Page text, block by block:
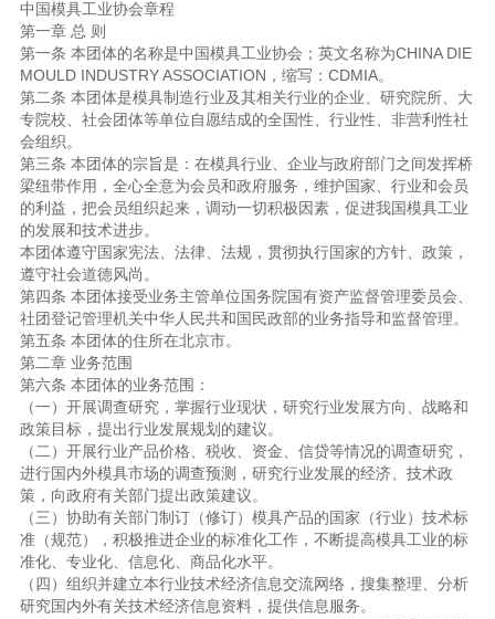
中国模具工业协会章程
第一章 总 则
第一条 本团体的名称是中国模具工业协会；英文名称为CHINA DIE
MOULD INDUSTRY ASSOCIATION，缩写：CDMIA。
第二条 本团体是模具制造行业及其相关行业的企业、研究院所、大
专院校、社会团体等单位自愿结成的全国性、行业性、非营利性社
会组织。
第三条 本团体的宗旨是：在模具行业、企业与政府部门之间发挥桥
梁纽带作用，全心全意为会员和政府服务，维护国家、行业和会员
的利益，把会员组织起来，调动一切积极因素，促进我国模具工业
的发展和技术进步。
本团体遵守国家宪法、法律、法规，贯彻执行国家的方针、政策，
遵守社会道德风尚。
第四条 本团体接受业务主管单位国务院国有资产监督管理委员会、
社团登记管理机关中华人民共和国民政部的业务指导和监督管理。
第五条 本团体的住所在北京市。
第二章 业务范围
第六条 本团体的业务范围：
（一）开展调查研究，掌握行业现状，研究行业发展方向、战略和
政策目标，提出行业发展规划的建议。
（二）开展行业产品价格、税收、资金、信贷等情况的调查研究，
进行国内外模具市场的调查预测，研究行业发展的经济、技术政
策，向政府有关部门提出政策建议。
（三）协助有关部门制订（修订）模具产品的国家（行业）技术标
准（规范），积极推进企业的标准化工作，不断提高模具工业的标
准化、专业化、信息化、商品化水平。
（四）组织并建立本行业技术经济信息交流网络，搜集整理、分析
研究国内外有关技术经济信息资料，提供信息服务。